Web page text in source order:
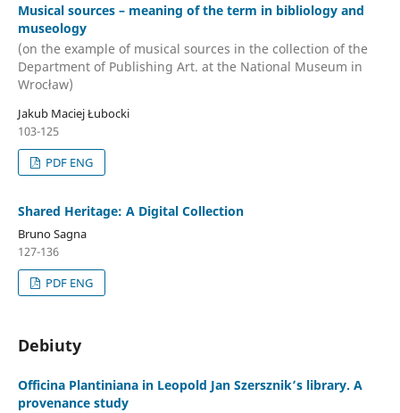
Musical sources – meaning of the term in bibliology and
museology
(on the example of musical sources in the collection of the
Department of Publishing Art. at the National Museum in
Wrocław)
Jakub Maciej Łubocki
103-125
PDF ENG
Shared Heritage: A Digital Collection
Bruno Sagna
127-136
PDF ENG
Debiuty
Officina Plantiniana in Leopold Jan Szersznik’s library. A
provenance study